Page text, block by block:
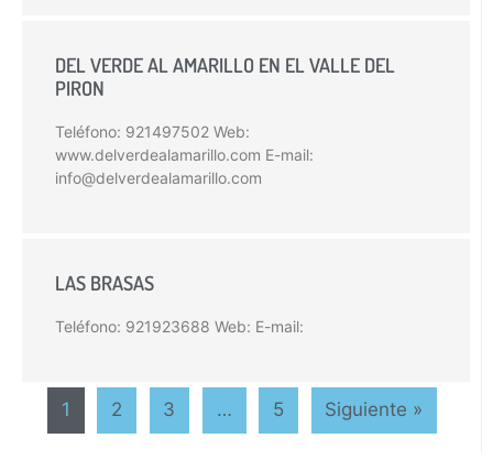
DEL VERDE AL AMARILLO EN EL VALLE DEL
PIRON
Teléfono: 921497502 Web:
www.delverdealamarillo.com E-mail:
info@delverdealamarillo.com
LAS BRASAS
Teléfono: 921923688 Web: E-mail:
1 2 3 … 5 Siguiente »